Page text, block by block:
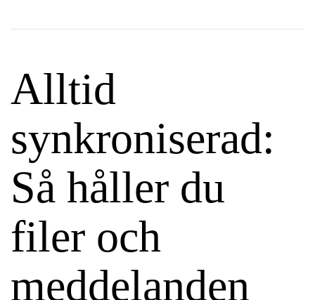
Alltid
synkroniserad:
Så håller du
filer och
meddelanden